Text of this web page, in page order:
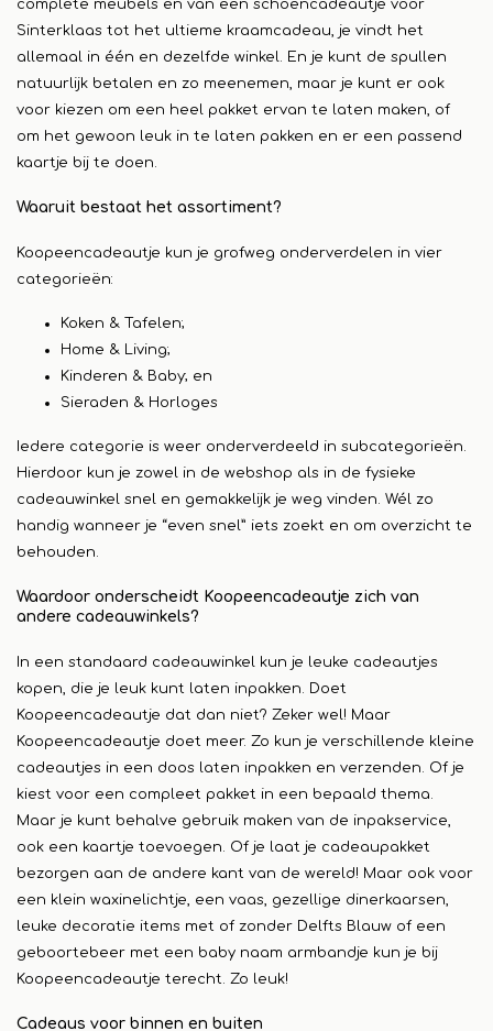
complete meubels en van een schoencadeautje voor
Sinterklaas tot het ultieme kraamcadeau, je vindt het
allemaal in één en dezelfde winkel. En je kunt de spullen
natuurlijk betalen en zo meenemen, maar je kunt er ook
voor kiezen om een heel pakket ervan te laten maken, of
om het gewoon leuk in te laten pakken en er een passend
kaartje bij te doen.
Waaruit bestaat het assortiment?
Koopeencadeautje kun je grofweg onderverdelen in vier
categorieën:
Koken & Tafelen;
Home & Living;
Kinderen & Baby; en
Sieraden & Horloges
Iedere categorie is weer onderverdeeld in subcategorieën.
Hierdoor kun je zowel in de webshop als in de fysieke
cadeauwinkel snel en gemakkelijk je weg vinden. Wél zo
handig wanneer je “even snel” iets zoekt en om overzicht te
behouden.
Waardoor onderscheidt Koopeencadeautje zich van
andere cadeauwinkels?
In een standaard cadeauwinkel kun je leuke cadeautjes
kopen, die je leuk kunt laten inpakken. Doet
Koopeencadeautje dat dan niet? Zeker wel! Maar
Koopeencadeautje doet meer. Zo kun je verschillende kleine
cadeautjes in een doos laten inpakken en verzenden. Of je
kiest voor een compleet pakket in een bepaald thema.
Maar je kunt behalve gebruik maken van de inpakservice,
ook een kaartje toevoegen. Of je laat je cadeaupakket
bezorgen aan de andere kant van de wereld! Maar ook voor
een klein waxinelichtje, een vaas, gezellige dinerkaarsen,
leuke decoratie items met of zonder Delfts Blauw of een
geboortebeer met een baby naam armbandje kun je bij
Koopeencadeautje terecht. Zo leuk!
Cadeaus voor binnen en buiten